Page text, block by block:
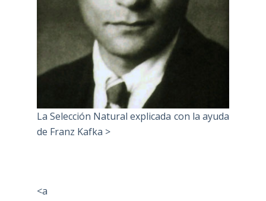
La Selección Natural explicada con la ayuda
de Franz Kafka >
<a